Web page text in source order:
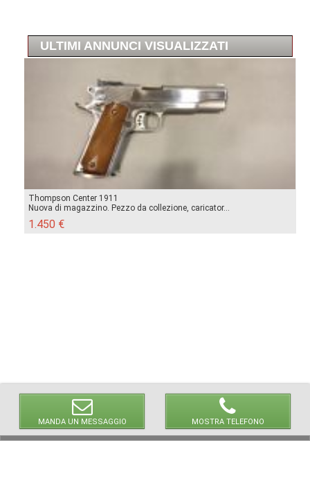
MANDA UN MESSAGGIO MOSTRA TELEFONO
ULTIMI ANNUNCI VISUALIZZATI
Thompson Center 1911
Nuova di magazzino. Pezzo da collezione, caricator...
1.450 €